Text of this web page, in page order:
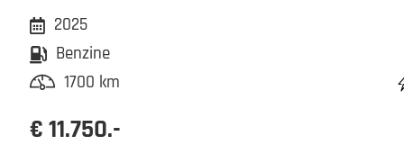
2025
Benzine
1700 km
€ 11.750.-